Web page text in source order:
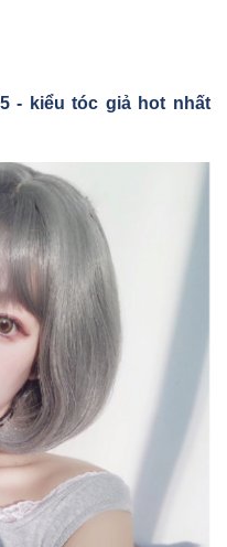
- kiểu tóc giả hot nhất